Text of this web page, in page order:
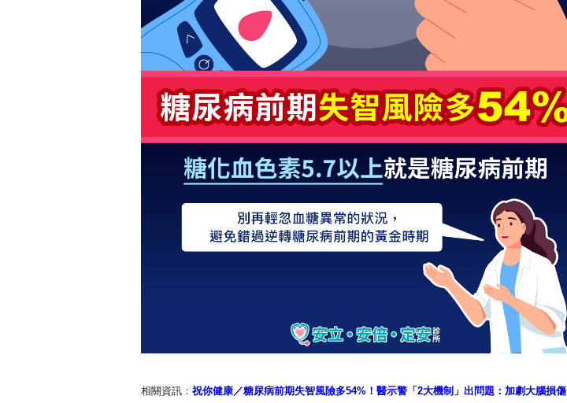
相關資訊： 祝你健康／糖尿病前期失智風險多54%！醫示警「2大機制」出問題：加劇大腦損傷